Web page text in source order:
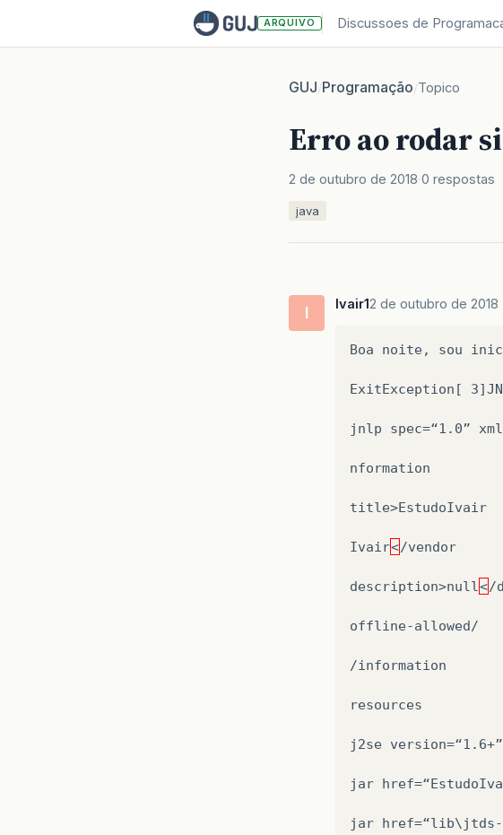
ARQUIVO Discussoes de
GUJ/Programação/Topico
Erro ao rodar
2 de outubro de 2018 0 respostas
java
I Ivair12 de outubro de 2018
Boa noite, sou
ExitException[
jnlp spec=“1.0”
nformation
title>EstudoIvair
Ivair</vendor
description>null </
offline-allowed/
/information
resources
j2se version=“1.6+”
jar
jar